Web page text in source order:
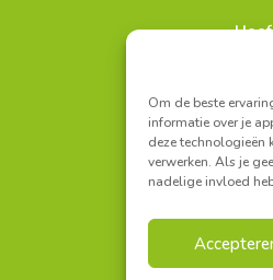
Om de beste
informatie over je
deze technologieën
verwerken. Als je
nadelige invloed